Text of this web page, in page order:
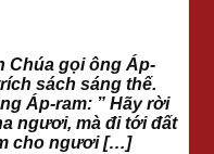
Chúa gọi ông Áp-
sách sáng thế.
Áp-ram: ” Hãy rời
ngươi, mà đi tới đất
cho ngươi […]